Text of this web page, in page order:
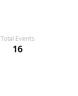
Total Events
16